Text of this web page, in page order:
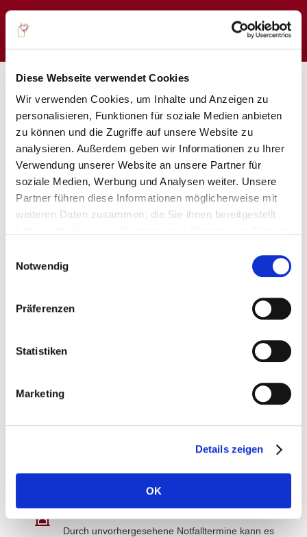
Diese Webseite verwendet Cookies
Wir verwenden Cookies, um Inhalte und Anzeigen zu
personalisieren, Funktionen für soziale Medien anbieten
zu können und die Zugriffe auf unsere Website zu
analysieren. Außerdem geben wir Informationen zu Ihrer
Verwendung unserer Website an unsere Partner für
soziale Medien, Werbung und Analysen weiter. Unsere
Partner führen diese Informationen möglicherweise mit
weiteren Daten zusammen, die Sie ihnen bereitgestellt
Cookies, wenn Sie unsere Webseite weiterhin nutzen.
Notwendig
Präferenzen
Statistiken
Marketing
Details zeigen
OK
Tipps für Ihren Besuch in
unserer Praxis
Zur Vorbereitung
Bitte kommen Sie pünktlich. Wir halten den
 Allgemeines
und mit bequemen Schuhen. Sie müssen nicht
 Termindauer
Für eine Erstuntersuchung oder eine komplette
ca. 60 Minuten.
 Wartezeiten
Durch unvorhergesehene Notfalltermine kann es